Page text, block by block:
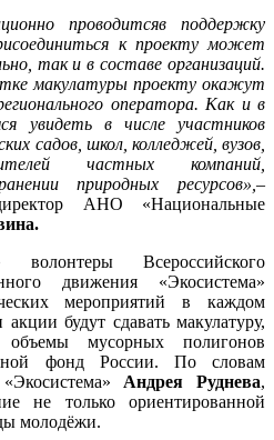
проводитсяв поддержку
к проекту может
так и в составе организаций.
макулатуры проекту окажут
оператора. Как и в
увидеть в числе участников
садов, школ, колледжей, вузов,
частных компаний,
природных ресурсов», –
АНО «Национальные
Всероссийского
движения «Экосистема»
мероприятий в каждом
будут сдавать макулатуру,
мусорных полигонов
фонд России. По словам
Андрея Руднева,
не только ориентированной
молодёжи.